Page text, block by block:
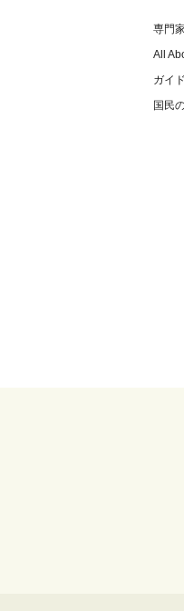
専門
All
ガイ
国民